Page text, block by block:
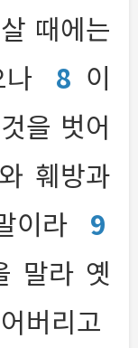
때에는
8 이
을 벗어
훼방과
이라 9
말라 옛
버리고